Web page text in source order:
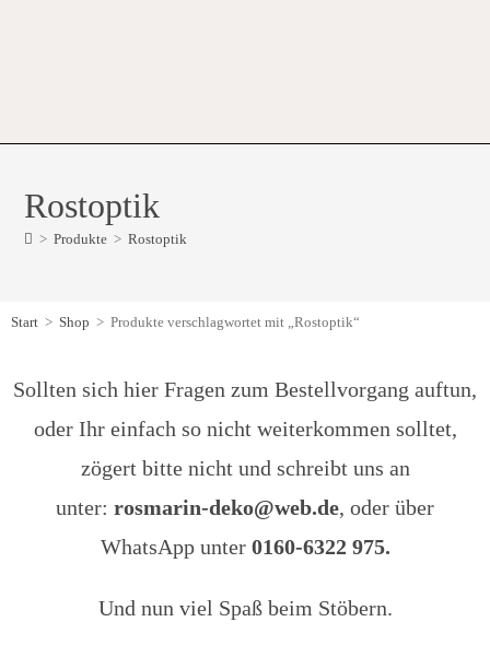
Rostoptik
> Produkte > Rostoptik
Start > Shop > Produkte verschlagwortet mit „Rostoptik“
Sollten sich hier Fragen zum Bestellvorgang auftun,
oder Ihr einfach so nicht weiterkommen solltet,
zögert bitte nicht und schreibt uns an
unter: rosmarin-deko@web.de, oder über
WhatsApp unter 0160-6322 975.
Und nun viel Spaß beim Stöbern.